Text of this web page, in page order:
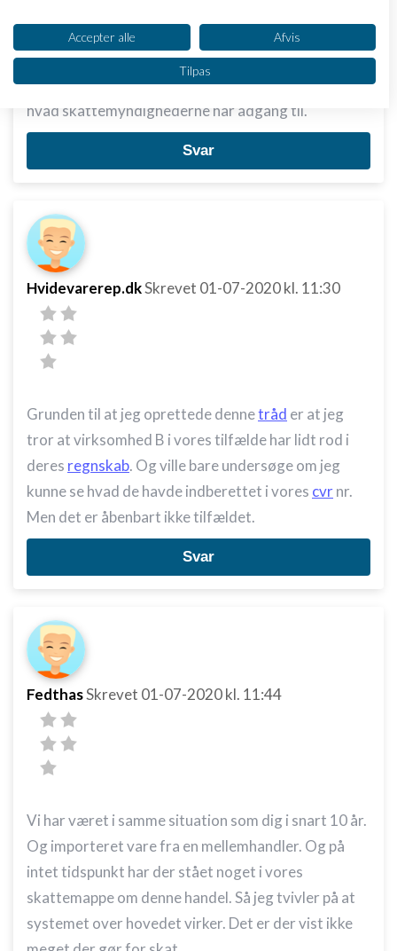
Men der er stor forskel i hvad du har adgang til og
hvad skattemyndighederne har adgang til.
Svar
Hvidevarerep.dkSkrevet 01-07-2020kl. 11:30
Grunden til at jeg oprettede dennetråd er at jeg
tror at virksomhed B i vores tilfælde har lidt rod i
deres regnskab. Og ville bare undersøge om jeg
kunne se hvad de havde indberettet i vores cvrnr.
Men det er åbenbart ikke tilfældet.
Svar
FedthasSkrevet 01-07-2020kl. 11:44
Vi har været i samme situation som dig i snart 10 år.
Og importeret vare fra en mellemhandler. Og på
intet tidspunkt har der stået noget i vores
skattemappe om denne handel. Så jeg tvivler på at
systemet over hovedet virker. Det er der vist ikke
Se partnerliste (2 IAB-leverandører)
Vi bruger dine data til følgende formål:
IAB's behandlingsformål:
Opbevare og/eller tilgå oplysninger på en
Bruge begrænsede oplysninger til at vælge
Oprette profiler til tilpasset annoncering
Bruge profiler til at vælge tilpasset
annoncering
Oprette profiler for at tilpasse indhold
Bruge profiler til at vælge tilpasset indhold
Måle annonceringseffektivitet
Måle indholdseffektivitet
Forstå målgrupper gennem statistikker eller
kombinationer af oplysninger fra forskellige
kilder
Udvikle og forbedre tjenester
Bruge begrænsede oplysninger til at vælge
Bruge præcise geografiske
placeringsoplysninger
Identificere enheder baseret på aktivt
anmodede oplysninger
Ikke-IAB-behandlingsformål:
Nødvendig
Ydeevne
Funktionel
Annoncering / marketing
Accepter alle Afvis
Tilpas